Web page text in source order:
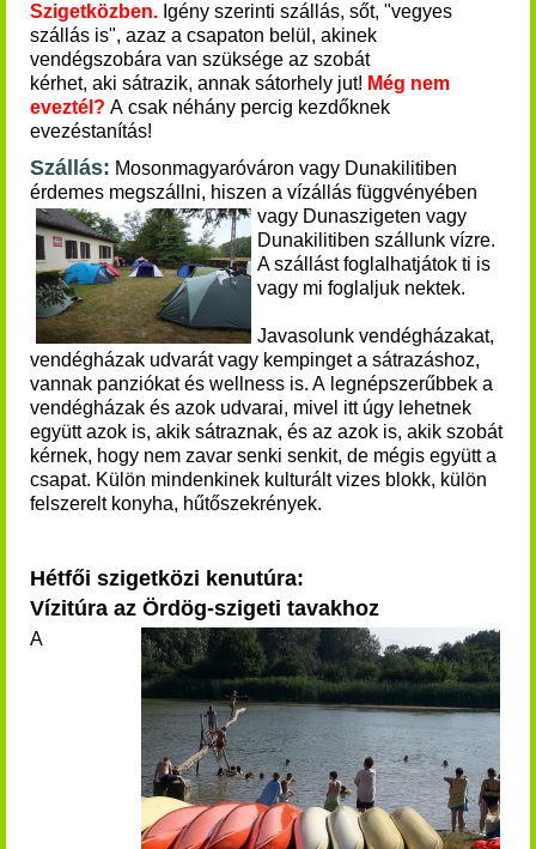
Szigetközben. Igény szerinti szállás, sőt, "vegyes
szállás is", azaz a csapaton belül, akinek
vendégszobára van szüksége az szobát
kérhet, aki sátrazik, annak sátorhely jut! Még nem
eveztél? A csak néhány percig kezdőknek
evezéstanítás!
Szállás: Mosonmagyaróváron vagy Dunakilitiben
érdemes megszállni, hiszen a vízállás függvényében
vagy Dunaszigeten vagy
Dunakilitiben szállunk vízre.
A szállást foglalhatjátok ti is
vagy mi foglaljuk nektek.
Javasolunk vendégházakat,
vendégházak udvarát vagy kempinget a sátrazáshoz,
vannak panziókat és wellness is. A legnépszerűbbek a
vendégházak és azok udvarai, mivel itt úgy lehetnek
együtt azok is, akik sátraznak, és az azok is, akik szobát
kérnek, hogy nem zavar senki senkit, de mégis együtt a
csapat. Külön mindenkinek kulturált vizes blokk, külön
felszerelt konyha, hűtőszekrények.
Hétfői szigetközi kenutúra:
Vízitúra az Ördög-szigeti tavakhoz
A